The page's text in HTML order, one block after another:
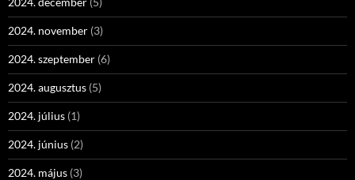
2024. november (3)
2024. szeptember (6)
2024. augusztus (5)
2024. július (1)
2024. június (2)
2024. május (3)